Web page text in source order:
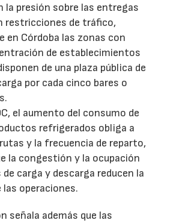
la presión sobre las entregas
restricciones de tráfico,
en Córdoba las zonas con
de establecimientos
de una plaza pública de
por cada cinco bares o
el aumento del consumo de
refrigerados obliga a
y la frecuencia de reparto,
la congestión y la ocupación
de carga y descarga reducen la
las operaciones.
señala además que las